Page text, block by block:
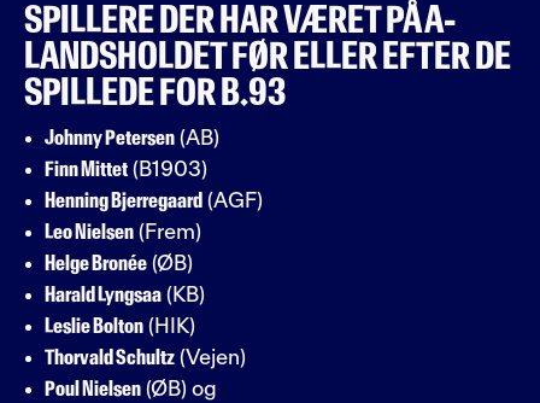
SPILLERE DER HAR VÆRET PÅ A-
LANDSHOLDET FØR ELLER EFTER DE
SPILLEDE FOR B.93
Johnny Petersen(AB)
Finn Mittet(B1903)
Henning Bjerregaard (AGF)
Leo Nielsen(Frem)
Helge Bronée(ØB)
Harald Lyngsaa(KB)
Leslie Bolton(HIK)
Thorvald Schultz(Vejen)
Poul Nielsen(ØB) og